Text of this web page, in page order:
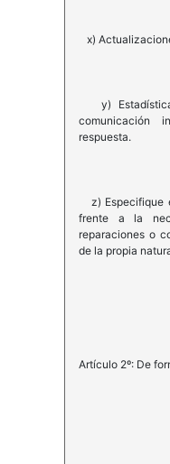
x)
y)
comunicación
respuesta.
z) Especifique
frente a la
reparaciones o
de la propia
Artículo 2º: De